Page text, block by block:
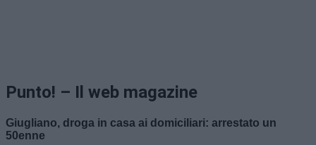
Punto! – Il web magazine
Giugliano, droga in casa ai domiciliari: arrestato un
50enne